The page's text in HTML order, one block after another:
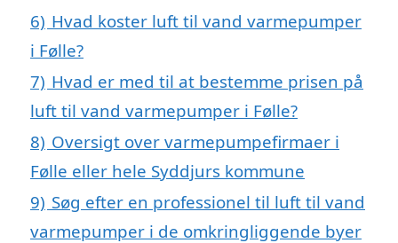
6) Hvad koster luft til vand varmepumper
i Følle?
7) Hvad er med til at bestemme prisen på
luft til vand varmepumper i Følle?
8) Oversigt over varmepumpefirmaer i
Følle eller hele Syddjurs kommune
9) Søg efter en professionel til luft til vand
varmepumper i de omkringliggende byer